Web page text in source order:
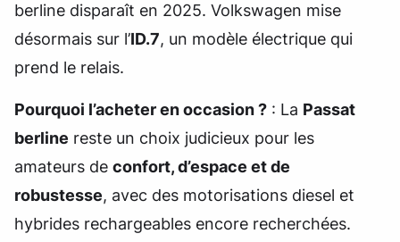
berline disparaît en 2025. Volkswagen mise
désormais sur l’ID.7, un modèle électrique qui
prend le relais.
Pourquoi l’acheter en occasion ? : La Passat
berline reste un choix judicieux pour les
amateurs de confort, d’espace et de
robustesse, avec des motorisations diesel et
hybrides rechargeables encore recherchées.